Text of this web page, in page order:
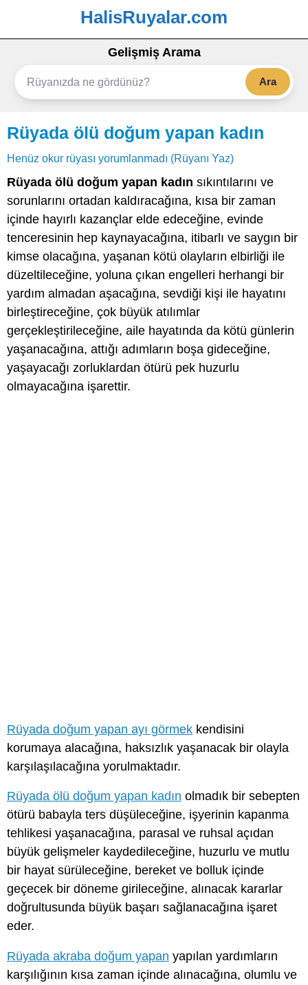
HalisRuyalar.com
Gelişmiş Arama
Ara
Rüyada ölü doğum yapan kadın
Henüz okur rüyası yorumlanmadı (Rüyanı Yaz)
Rüyada ölü doğum yapan kadın sıkıntılarını ve
sorunlarını ortadan kaldıracağına, kısa bir zaman
içinde hayırlı kazançlar elde edeceğine, evinde
tenceresinin hep kaynayacağına, itibarlı ve saygın bir
kimse olacağına, yaşanan kötü olayların elbirliği ile
düzeltileceğine, yoluna çıkan engelleri herhangi bir
yardım almadan aşacağına, sevdiği kişi ile hayatını
birleştireceğine, çok büyük atılımlar
gerçekleştirileceğine, aile hayatında da kötü günlerin
yaşanacağına, attığı adımların boşa gideceğine,
yaşayacağı zorluklardan ötürü pek huzurlu
olmayacağına işarettir.
Rüyada doğum yapan ayı görmek kendisini
korumaya alacağına, haksızlık yaşanacak bir olayla
karşılaşılacağına yorulmaktadır.
Rüyada ölü doğum yapan kadın olmadık bir sebepten
ötürü babayla ters düşüleceğine, işyerinin kapanma
tehlikesi yaşanacağına, parasal ve ruhsal açıdan
büyük gelişmeler kaydedileceğine, huzurlu ve mutlu
bir hayat sürüleceğine, bereket ve bolluk içinde
geçecek bir döneme girileceğine, alınacak kararlar
doğrultusunda büyük başarı sağlanacağına işaret
eder.
Rüyada akraba doğum yapan yapılan yardımların
karşılığının kısa zaman içinde alınacağına, olumlu ve